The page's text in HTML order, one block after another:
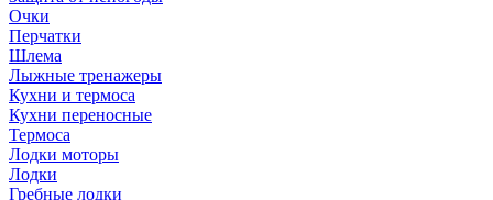
Очки
Перчатки
Шлема
Лыжные тренажеры
Кухни и термоса
Кухни переносные
Термоса
Лодки моторы
Лодки
Гребные лодки